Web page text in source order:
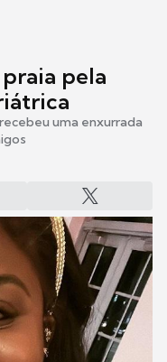
pela
uma enxurrada